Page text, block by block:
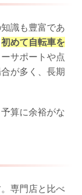
識も豊富であ
初めて自転車を
サポートや点
が多く、長期
算に余裕がな
専門店と比べ